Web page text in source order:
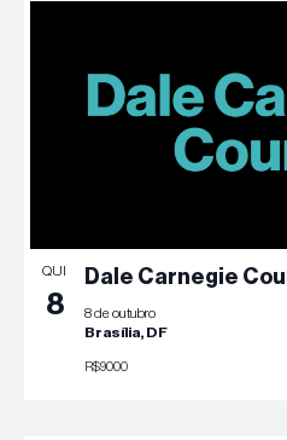
QUI
8
Dale Carnegie
8 de outubro
Brasília, DF
R$9000